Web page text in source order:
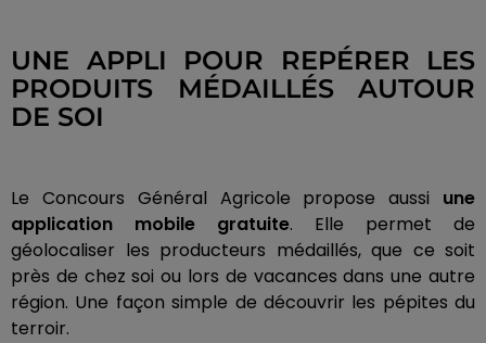
UNE APPLI POUR REPÉRER LES
PRODUITS MÉDAILLÉS AUTOUR
DE SOI
Le Concours Général Agricole propose aussi une
application mobile gratuite. Elle permet de
géolocaliser les producteurs médaillés, que ce soit
près de chez soi ou lors de vacances dans une autre
région. Une façon simple de découvrir les pépites du
terroir.